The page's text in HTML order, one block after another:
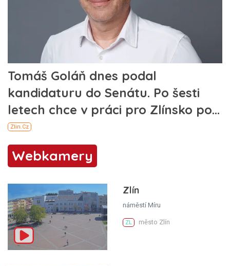
Webkamery
Zlín
náměstí Míru
ZL město Zlín